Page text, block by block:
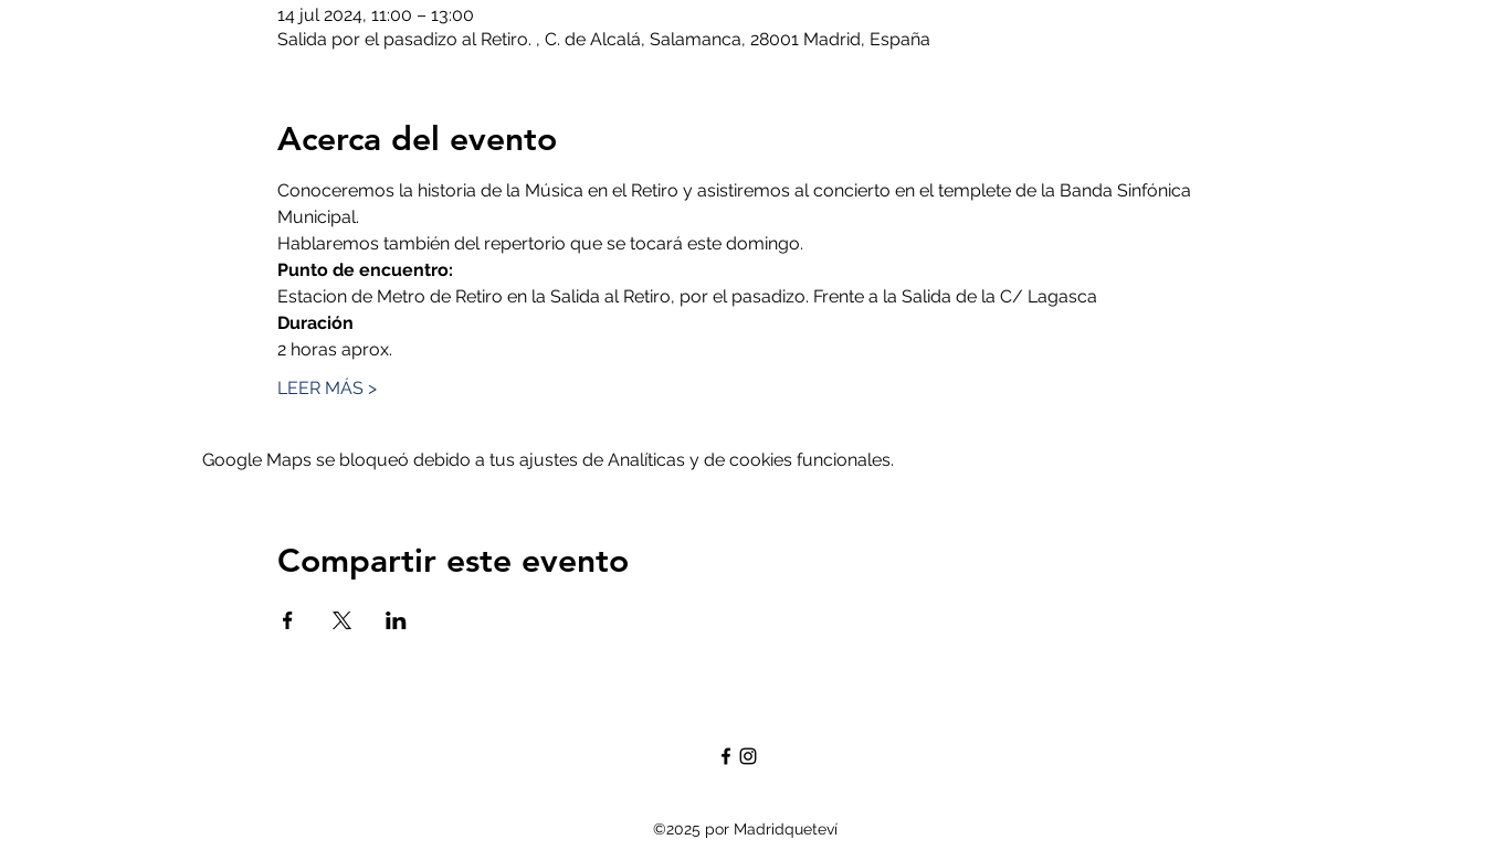
14 jul 2024, 11:00 – 13:00
Salida por el pasadizo al Retiro. , C. de Alcalá, Salamanca, 28001 Madrid, España
Acerca del evento
Conoceremos la historia de la Música en el Retiro y asistiremos al concierto en el templete de la Banda Sinfónica
Municipal.
Hablaremos también del repertorio que se tocará este domingo.
Punto de encuentro:
Estacion de Metro de Retiro en la Salida al Retiro, por el pasadizo. Frente a la Salida de la C/ Lagasca
Duración
2 horas aprox.
LEER MÁS >
Google Maps se bloqueó debido a tus ajustes de Analíticas y de cookies funcionales.
Compartir este evento
©2025 por Madridqueteví